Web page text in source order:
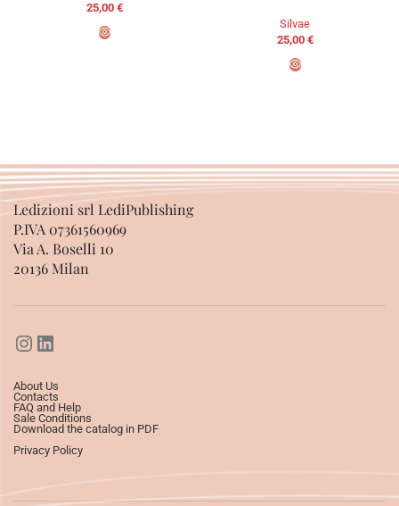
25,00 €
Silvae
25,00 €
Ledizioni srl LediPublishing
P.IVA 07361560969
Via A. Boselli 10
20136 Milan
About Us
Contacts
FAQ and Help
Sale Conditions
Download the catalog in PDF
Privacy Policy